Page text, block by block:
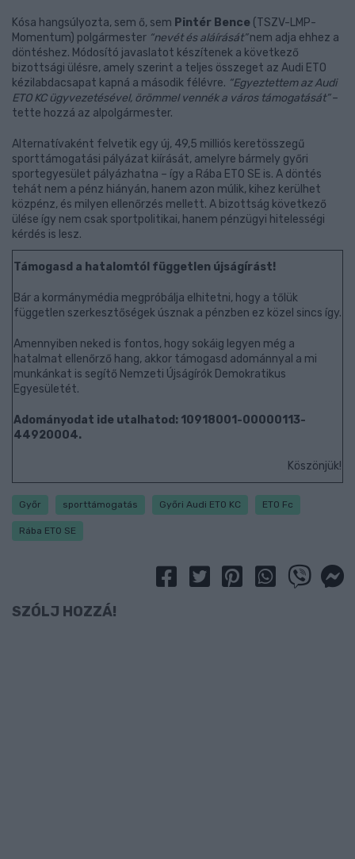
Kósa hangsúlyozta, sem ő, sem Pintér Bence (TSZV-LMP-
Momentum) polgármester “nevét és aláírását”nem adja ehhez a
döntéshez. Módosító javaslatot készítenek a következő
bizottsági ülésre, amely szerint a teljes összeget az Audi ETO
kézilabdacsapat kapná a második félévre. “Egyeztettem az Audi
ETO KC ügyvezetésével, örömmel vennék a város támogatását”–
tette hozzá az alpolgármester.
Alternatívaként felvetik egy új, 49,5 milliós keretösszegű
sporttámogatási pályázat kiírását, amelyre bármely győri
sportegyesület pályázhatna – így a Rába ETO SE is. A döntés
tehát nem a pénz hiányán, hanem azon múlik, kihez kerülhet
közpénz, és milyen ellenőrzés mellett. A bizottság következő
ülése így nem csak sportpolitikai, hanem pénzügyi hitelességi
kérdés is lesz.
Támogasd a hatalomtól független újságírást!
Bár a kormánymédia megpróbálja elhitetni, hogy a tőlük
független szerkesztőségek úsznak a pénzben ez közel sincs így.
Amennyiben neked is fontos, hogy sokáig legyen még a
hatalmat ellenőrző hang, akkor támogasd adománnyal a mi
munkánkat is segítő Nemzeti Újságírók Demokratikus
Egyesületét.
Adományodat ide utalhatod: 10918001-00000113-
44920004.
Köszönjük!
Győr sporttámogatás Győri Audi ETO KC ETO Fc
Rába ETO SE
SZÓLJ HOZZÁ!